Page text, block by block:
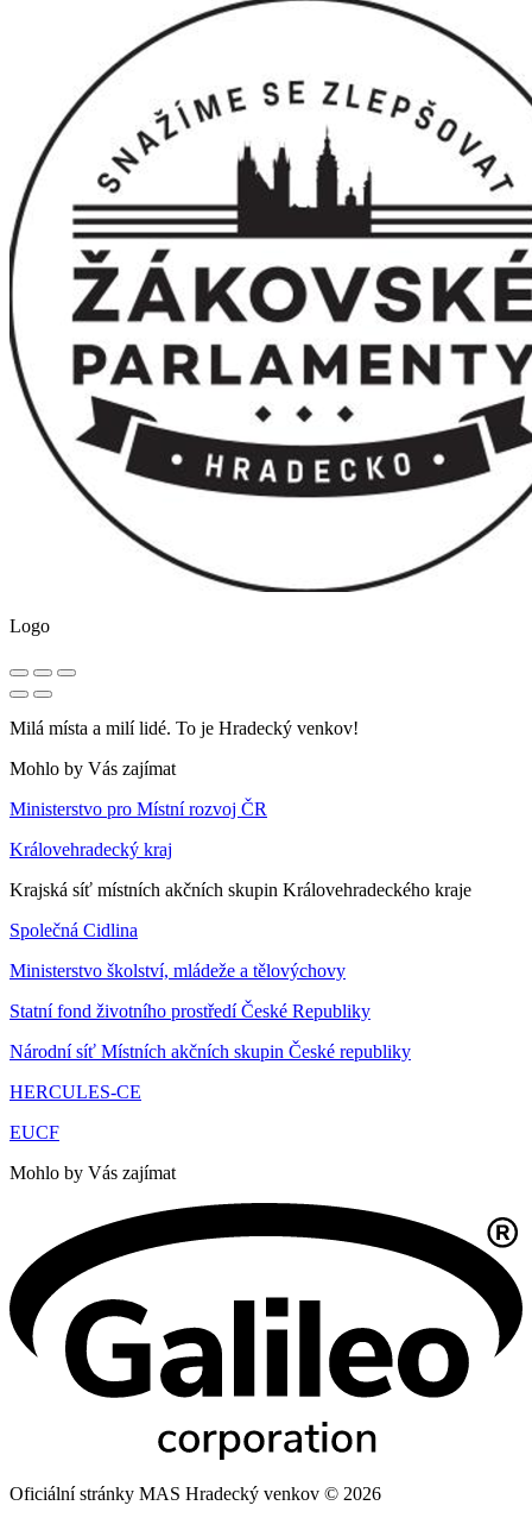
Logo
Milá místa a milí lidé. To je Hradecký venkov!
Mohlo by Vás zajímat
Ministerstvo pro Místní rozvoj ČR
Královehradecký kraj
Krajská síť místních akčních skupin Královehradeckého kraje
Společná Cidlina
Ministerstvo školství, mládeže a tělovýchovy
Statní fond životního prostředí České Republiky
Národní síť Místních akčních skupin České republiky
HERCULES-CE
EUCF
Mohlo by Vás zajímat
Oficiální stránky MAS Hradecký venkov © 2026